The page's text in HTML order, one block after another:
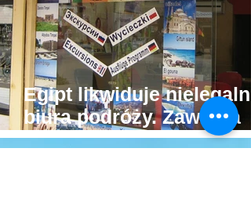
Egipt likwiduje nielegalne
biura podróży. Zawraca
autokary wożące